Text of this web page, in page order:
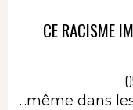
CE RACISME
...même dans